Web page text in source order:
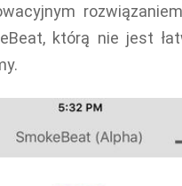
którą nie jest